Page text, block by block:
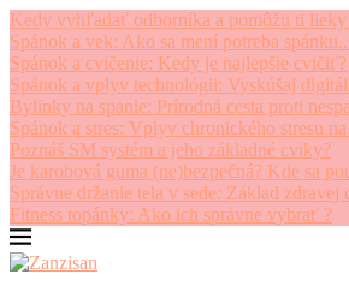
Kedy vyhľadať odborníka a pomôžu ti lieky
Spánok a vek: Ako sa mení potreba
Spánok a cvičenie: Kedy je najlepšie cvičiť?
Spánok a vplyv technológii: Vyskúšaj
Bylinky na spanie: Prírodná cesta proti
Spánok a stres: Vplyv chronického stresu
Poznáš SM systém a jeho základné cviky?
Je karobová guma (ne)bezpečná? Kde sa
Správne držanie tela v sede: Základ zdravej
Fitness topánky: Ako ich správne vybrať ?